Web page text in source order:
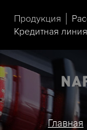
Продукция
Кредитная линия
Главная